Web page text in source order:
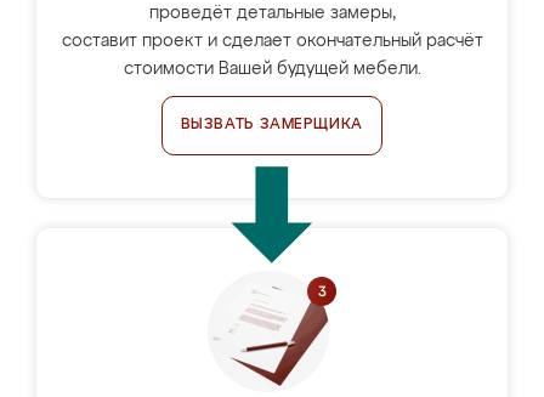
проведёт детальные замеры,
составит проект и сделает окончательный расчёт
стоимости Вашей будущей мебели.
ВЫЗВАТЬ ЗАМЕРЩИКА